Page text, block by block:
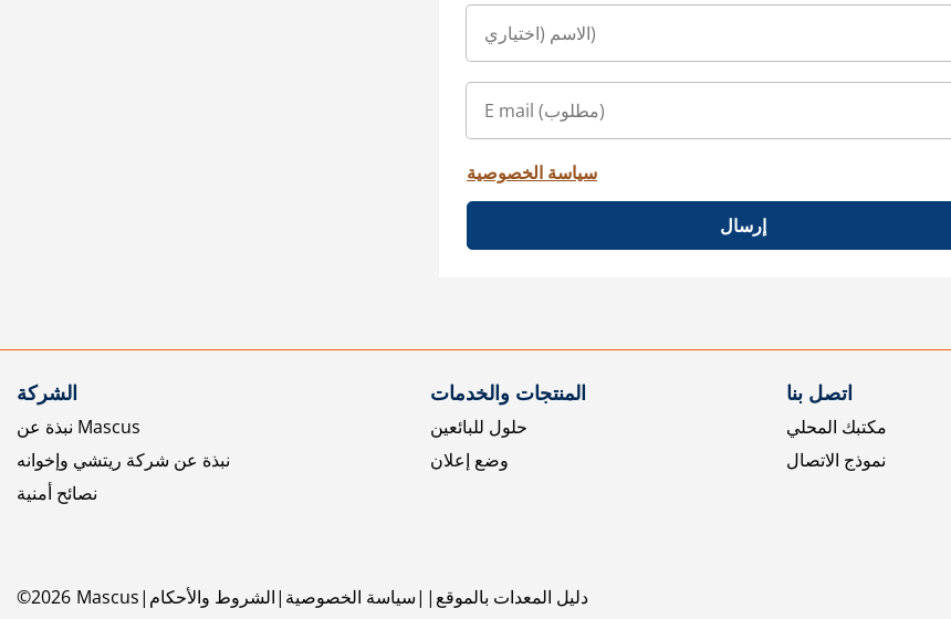
سياسة الخصوصية
إرسال
الشركة
نبذة عن Mascus
نبذة عن شركة ريتشي وإخوانه
نصائح أمنية
المنتجات والخدمات
حلول للبائعين
وضع إعلان
اتصل بنا
مكتبك المحلي
نموذج الاتصال
©2026 Mascus الشروط والأحكام سياسة الخصوصية دليل المعدات بالموقع